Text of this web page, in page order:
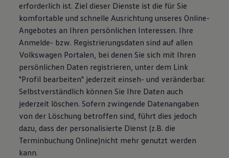
erforderlich ist. Ziel dieser Dienste ist die für Sie
komfortable und schnelle Ausrichtung unseres Online-
Angebotes an Ihren persönlichen Interessen. Ihre
Anmelde- bzw. Registrierungsdaten sind auf allen
Volkswagen Portalen, bei denen Sie sich mit Ihren
persönlichen Daten registrieren, unter dem Link
"Profil bearbeiten" jederzeit einseh- und veränderbar.
Selbstverständlich können Sie Ihre Daten auch
jederzeit löschen. Sofern zwingende Datenangaben
von der Löschung betroffen sind, führt dies jedoch
dazu, dass der personalisierte Dienst (z.B. die
Terminbuchung Online)nicht mehr genutzt werden
kann.